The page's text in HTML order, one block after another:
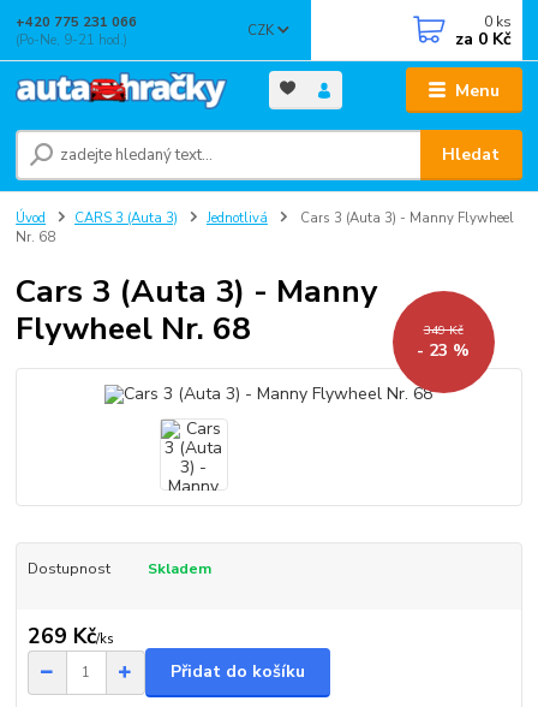
Menu
CZK
Hledat
+420 775 231 066
(Po-Ne, 9-21 hod.)
0 ks
za 0 Kč
Úvod CARS 3 (Auta 3) Jednotlivá
Cars 3 (Auta 3) - Manny Flywheel
Nr. 68
Cars 3 (Auta 3) - Manny
Flywheel Nr. 68
349 Kč
- 23 %
Dostupnost Skladem
269 Kč/ks
Přidat do košíku